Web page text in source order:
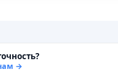
→